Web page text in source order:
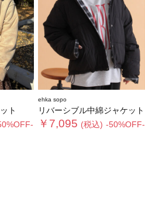
ト
ehka sopo
リバーシブル中綿ジャケット
￥7,095 (税込) -50%OFF-